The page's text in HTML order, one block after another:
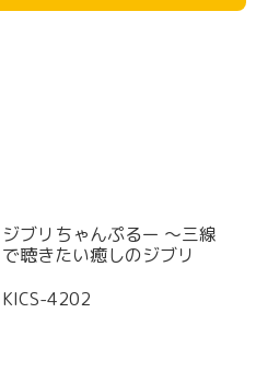
ジブリちゃんぷるー ～三線
で聴きたい癒しのジブリ
KICS-4202